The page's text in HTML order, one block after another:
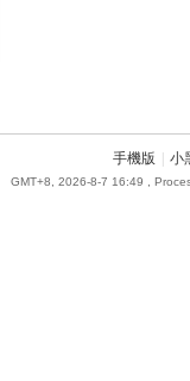
手機版 小
GMT+8, 2026-8-7 16:49 ,